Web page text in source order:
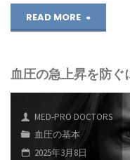
る
め
に
で
READ MORE
"高
圧
と
腎
血圧の急上昇を防
MED-PRO DOCTORS
血圧の基本
2025年3月8日